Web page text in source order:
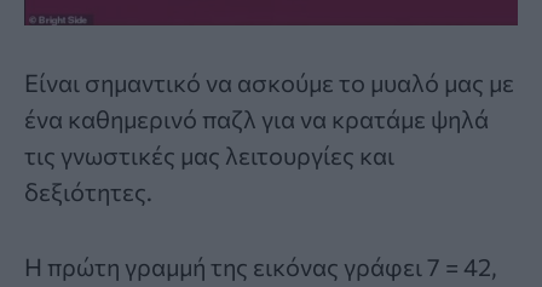
Είναι σημαντικό να ασκούμε το μυαλό μας με
ένα καθημερινό παζλ για να κρατάμε ψηλά
τις γνωστικές μας λειτουργίες και
δεξιότητες.
Η πρώτη γραμμή της εικόνας γράφει 7 = 42,